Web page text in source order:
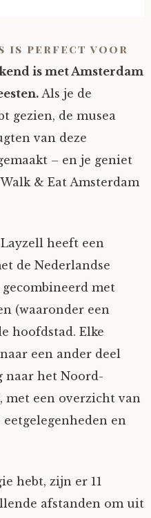
is perfect voor
is met Amsterdam
Als je de
gezien, de musea
van deze
– en je geniet
& Eat Amsterdam
heeft een
de Nederlandse
met
(waaronder een
hoofdstad. Elke
een ander deel
naar het Noord-
met een overzicht van
en
hebt, zijn er 11
afstanden om uit